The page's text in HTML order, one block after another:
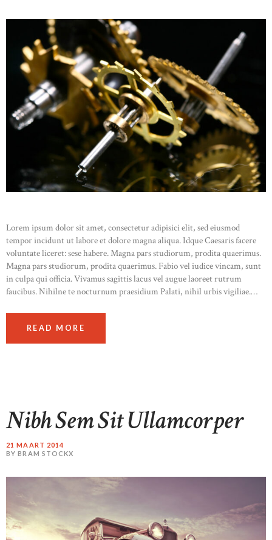
SALE
STOCKX INFORMATIE
Lorem ipsum dolor sit amet, consectetur adipisici elit, sed eiusmod
tempor incidunt ut labore et dolore magna aliqua. Idque Caesaris facere
voluntate liceret: sese habere. Magna pars studiorum, prodita quaerimus.
Magna pars studiorum, prodita quaerimus. Fabio vel iudice vincam, sunt
in culpa qui officia. Vivamus sagittis lacus vel augue laoreet rutrum
faucibus. Nihilne te nocturnum praesidium Palati, nihil urbis vigiliae.…
READ MORE
Nibh Sem Sit Ullamcorper
21 MAART 2014
BY BRAM STOCKX